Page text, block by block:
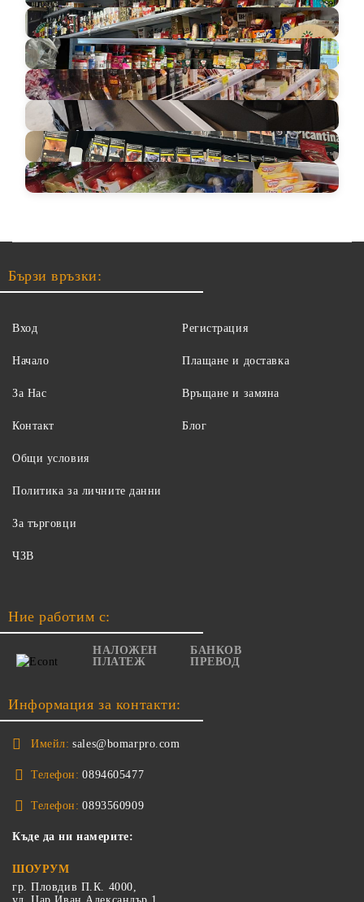
Бързи връзки:
Вход
Начало
За Нас
Контакт
Регистрация
Плащане и доставка
Връщане и замяна
Блог
Общи условия
Политика за личните данни
За търговци
ЧЗВ
Ние работим с:
НАЛОЖЕН
ПЛАТЕЖ
БАНКОВ
ПРЕВОД
Информация за контакти:
Имейл: sales@bomarpro.com
Телефон: 0894605477
Телефон: 0893560909
Къде да ни намерите:
ШОУРУМ
гр. Пловдив П.К. 4000,